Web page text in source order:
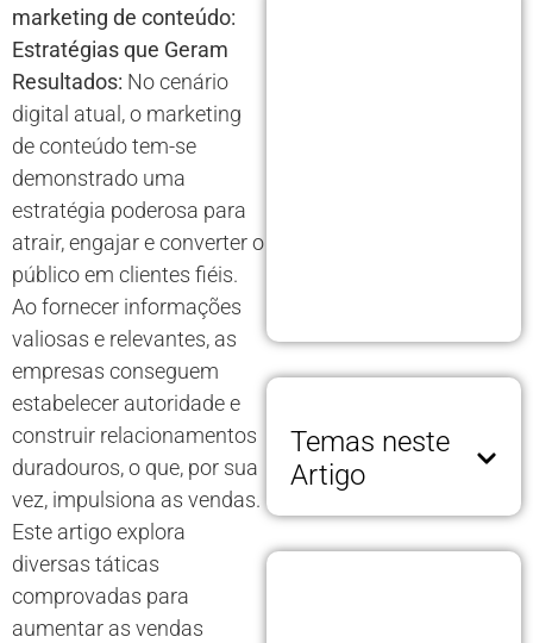
marketing de conteúdo:
Estratégias que Geram
Resultados: No cenário
digital atual, o marketing
de conteúdo tem-se
demonstrado uma
estratégia poderosa para
atrair, engajar e converter o
público em clientes fiéis.
Ao fornecer informações
valiosas e relevantes, as
empresas conseguem
estabelecer autoridade e
construir relacionamentos
duradouros, o que, por sua
vez, impulsiona as vendas.
Este artigo explora
diversas táticas
comprovadas para
aumentar as vendas
Temas neste
Artigo